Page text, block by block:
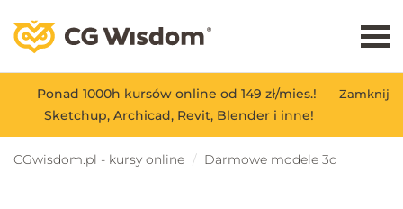
Zamknij
Ponad 1000h kursów online od 149 zł/mies.!
Sketchup, Archicad, Revit, Blender i inne!
CGwisdom.pl - kursy online Darmowe modele 3d